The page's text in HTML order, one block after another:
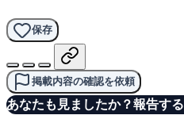
保存
掲載内容の確認を依頼
あなたも見ましたか？報告する